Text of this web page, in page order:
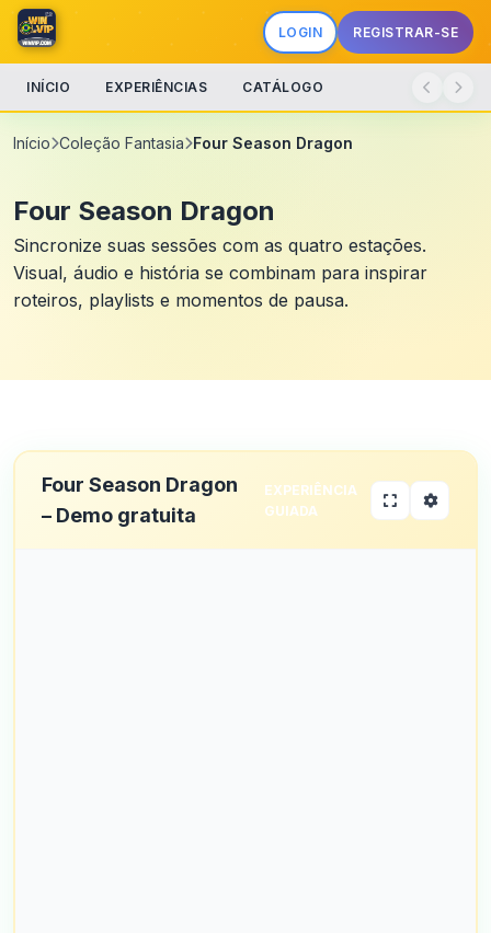
LOGIN REGISTRAR-SE
INÍCIO EXPERIÊNCIAS CATÁLOGO
Início Coleção Fantasia Four Season Dragon
Four Season Dragon
Sincronize suas sessões com as quatro estações.
Visual, áudio e história se combinam para inspirar
roteiros, playlists e momentos de pausa.
Four Season Dragon
– Demo gratuita
EXPERIÊNCIA
GUIADA